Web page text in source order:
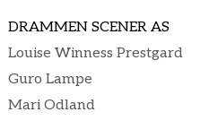
DRAMMEN SCENER AS
Louise Winness Prestgard
Guro Lampe
Mari Odland